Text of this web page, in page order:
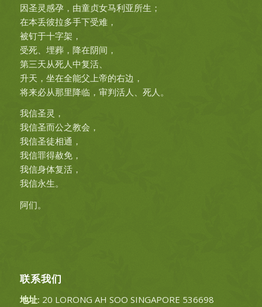
因圣灵感孕，由童贞女马利亚所生；
在本丢彼拉多手下受难，
被钉于十字架，
受死、埋葬，降在阴间，
第三天从死人中复活、
升天，坐在全能父上帝的右边，
将来必从那里降临，审判活人、死人。
我信圣灵，
我信圣而公之教会，
我信圣徒相通，
我信罪得赦免，
我信身体复活，
我信永生。
阿们。
联系我们
地址: 20 LORONG AH SOO SINGAPORE 536698